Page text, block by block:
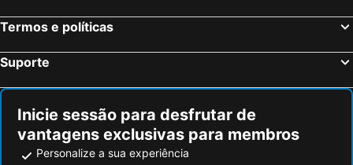
Termos e políticas
Suporte
Inicie sessão para desfrutar de
vantagens exclusivas para membros
Personalize a sua experiência